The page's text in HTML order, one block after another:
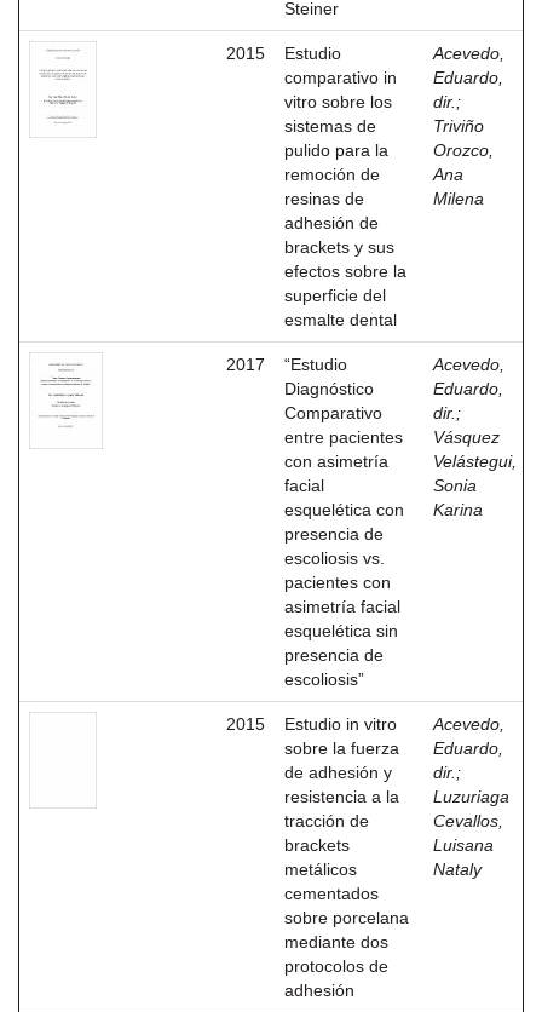
Steiner
2015
Estudio
comparativo in
vitro sobre los
sistemas de
pulido para la
remoción de
resinas de
adhesión de
brackets y sus
efectos sobre la
superficie del
esmalte dental
Acevedo,
Eduardo,
dir. ;
Triviño
Orozco,
Ana
Milena
2017
“Estudio
Diagnóstico
Comparativo
entre pacientes
con asimetría
facial
esquelética con
presencia de
escoliosis vs.
pacientes con
asimetría facial
esquelética sin
presencia de
escoliosis”
Acevedo,
Eduardo,
dir. ;
Vásquez
Velástegui,
Sonia
Karina
2015
Estudio in vitro
sobre la fuerza
de adhesión y
resistencia a la
tracción de
brackets
metálicos
cementados
sobre porcelana
mediante dos
protocolos de
adhesión
Acevedo,
Eduardo,
dir. ;
Luzuriaga
Cevallos,
Luisana
Nataly